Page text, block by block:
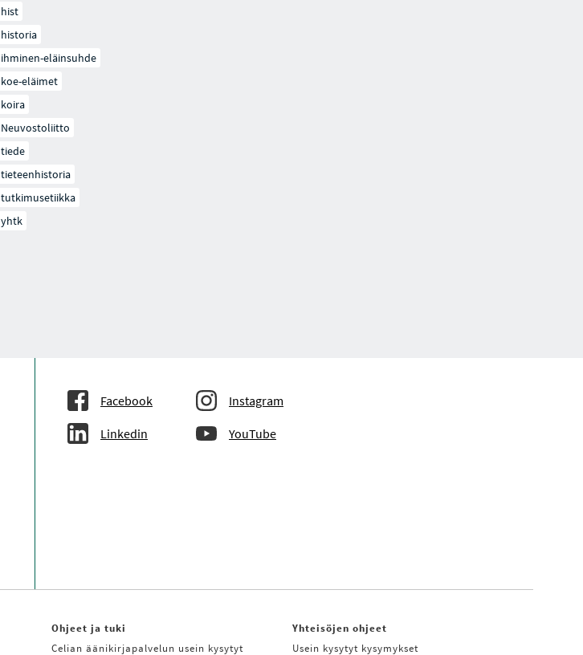
hist
historia
ihminen-eläinsuhde
koe-eläimet
koira
Neuvostoliitto
tiede
tieteenhistoria
tutkimusetiikka
yhtk
Facebook Instagram
Linkedin YouTube
Ohjeet ja tuki
Celian äänikirjapalvelun usein kysytyt
Yhteisöjen ohjeet
Usein kysytyt kysymykset